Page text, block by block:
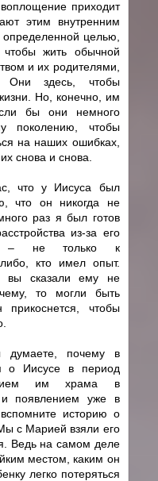
приходит
этим внутренним
определенной целью,
жить обычной
и их родителями,
Они здесь, чтобы
Но, конечно, им
бы они немного
поколению, чтобы
на наших ошибках,
снова и снова.
что у Иисуса был
что он никогда не
раз я был готов
из-за его
– не только к
кто имел опыт.
вы сказали ему не
то могли быть
чтобы
думаете, почему в
о Иисусе в период
им храма в
и появлением уже в
историю о
с Марией взяли его
Ведь на самом деле
местом, каким он
легко потеряться